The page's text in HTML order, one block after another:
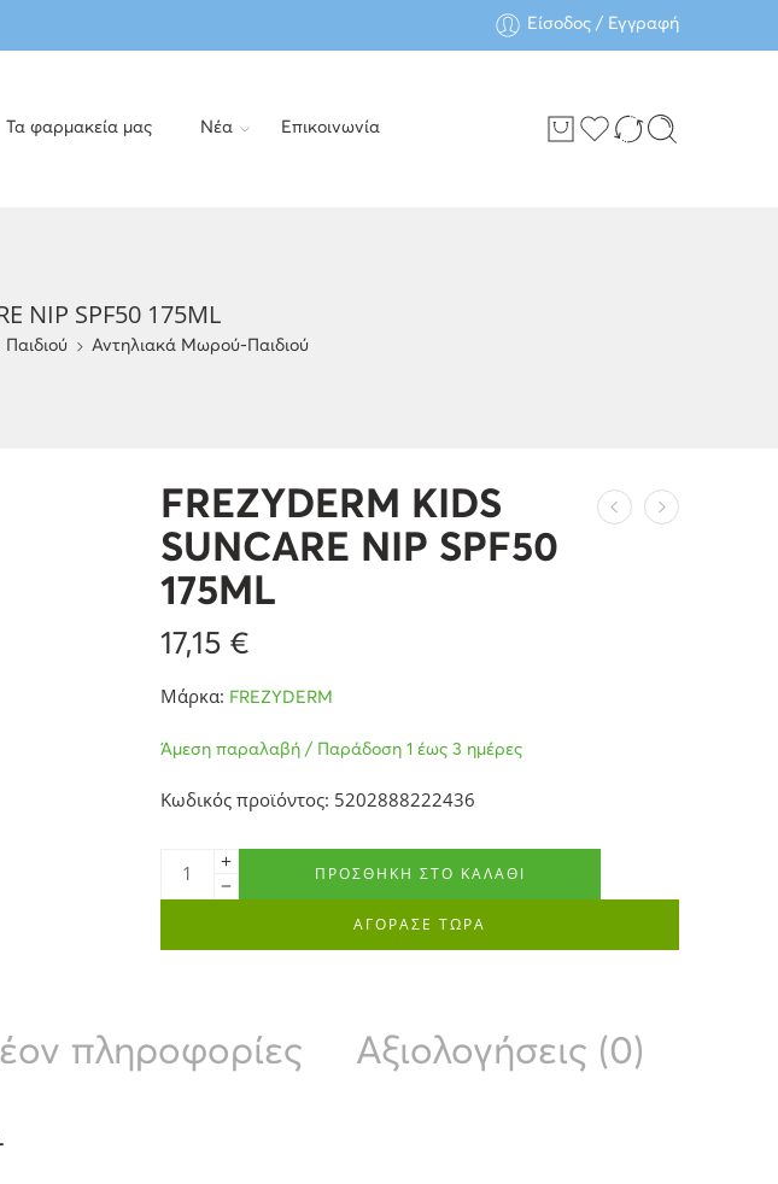
Είσοδος / Εγγραφή
Τα φαρμακεία μας Νέα Επικοινωνία
NIP SPF50 175ML
Αντηλιακά Μωρού-Παιδιού
FREZYDERM KIDS
SUNCARE NIP SPF50
175ML
17,15 €
Μάρκα: FREZYDERM
Άμεση παραλαβή / Παράδοση 1 έως 3 ημέρες
Κωδικός προϊόντος: 5202888222436
ΠΡΟΣΘΉΚΗ ΣΤΟ ΚΑΛΆΘΙ
ΑΓΟΡΑΣΕ ΤΩΡΑ
πληροφορίες Αξιολογήσεις (0)